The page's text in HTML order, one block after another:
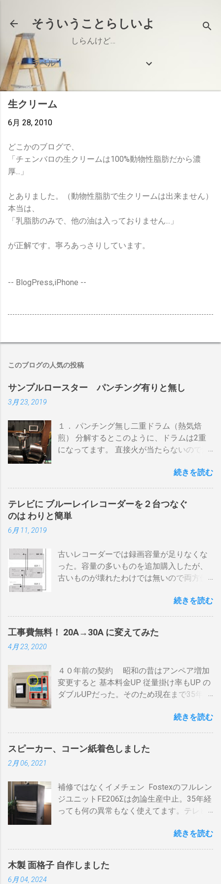
そういうことらしいよ
しらんけど…
ラベル
生クリーム
6月 28, 2010
どこかのブログで、
「チェンバロの生クリームは100%動物性脂肪だから濃
厚...」
とありました。（動物性脂肪で生クリームは出来ません）
本当は、
「乳脂肪のみで、他の油は入っておりません...」
が正解です。寧ろあっさりしています。
-- BlogPress,iPhone --
このブログの人気の投稿
サンプルロースター パンチング有りと無し
3月 23, 2019
１． パンチング無し二重ドラム（熱気焙
煎） 分解するとこのように、ドラムは2重
になってます。 直接火が当たらないので温
温度計が使える（ドラム内の温度が測れ
ドラムだから熱伝導に時間がかかる） 多少
の蓄熱効果はある チャフが飛び散らない 焙
煎中、外気温や風による温度変化は殆どな
げても即座に反応しない ガスコンロでは熱
量に限界があり１ハゼ８分以内でなら200g
前後が限界。 300g以上はガスコンロの強火
煎は無理。 外側ドラム→空気層→内側ドラ
ムの順で熱が伝わるので、温度変化には時
間がかかります。それを予測したうえでの
煎りあがりのタイミングを考慮しなくては
火傷や洋服の焦げにも注意が必要です。 2
重ドラムで通気性が殆ど無い とうこと。熱
し難く冷めにくいのが特徴。 ２．パンチン
早い話が「 回転式炙り焼き 」です。熱は素
通りで蓄熱は不可。ガスコンロの炎がその
まま反映します。中火で200gなら6分程度
勿論焦げます。放置すれば燃えます。風に
よる炎の揺れや、ドラムに風が入るとすぐ
温度が下がります。 メリット 火力に対する
反応が早い。（蓄熱はゼロ） 二重ドラムに
比べて短時間で焙煎できる チャフがドラム
の中に溜まらない デメリット ザルのように
素通し。熱気が溜まらない。 温度計は上昇
か下降か一定かの傾向判断としてなら使え
続きを読む
テレビに ブルーレイレコーダーを２台つなぐ
のは わりと簡単
6月 11, 2019
古いレコーダーでは録画容量が足りなくな
った。容量の多いものを追加購入したが、
古いものが壊れたわけでは無いので両方使
利用する） アンテナ→BDR２→BDR１→テ
「 BDR 」と略します。 アンテナ信号は、
それぞれのアンテナ入力から出力へと繰り
るとアンテナ信号が弱まりアンテナ利得が
落ち、増幅器が必要になるでしょう。 壁の
アンテナ端子から「地上波」と「 BS 」に
波の接続（アンテナケーブル２本必要）※
１ 地上波のアンテナケーブルをBDR２の
「地上波アンテナ入力」端子へ接続 BDR２
の地上波の「テレビへ（出力）」端子と
（出力）」端子とテレビの「地上デジタ
ル」端子をアンテナケーブルで接続しま
す。 BSの接続（アンテナケーブル２本必
「BSアンテナ入力」端子へ接続 BDR２の
BSの「テレビへ（出力）」端子とBDR１の
「BSアンテナ入力」端子をアンテナケーブ
続きを読む
工事費無料！ 20A→30A に変えてみた
4月 23, 2020
４０年前の契約 昭和の昔はアンペア増加
変更すると 基本料金UP 従量掛け率もUP の
ダブルUPだった。そのため現在まで35年
力のHPで容量シュミレーションで我が家の
気毛布２、エアコン、FFクリーンヒータ
ー・電気ストーブ、ドライヤー、照明15、
２・トースター、炊飯器・・・・。 を合計
してみると 「70アンペア必要」 と表示され
た。７０アンペアは高額になりそうで流石
ーカー、赤色が安全ブレーカー。安全ブレ
ーカーはすべて20Aとあります。 そこで一
工夫。まず、各安全ブレーカーを切ってみ
て、どのコンセントに繋がっているか確認
続きを読む
スピーカー、コーン紙着色しました
2月 06, 2021
補修ではなくイメチェン Fostexのフルレン
ジユニットFE206Σは勿論生産中止。35年経
っても何の異常もなく使えてます。テレビ
で使ってます。リタイヤしてからは音量を
た。 オーディオとして聞く時は保護のグリ
ルネットを外して聞きます。（外したほう
続きを読む
木製 面格子 自作しました
6月 04, 2024